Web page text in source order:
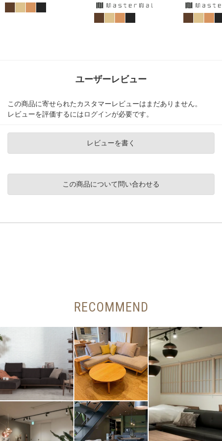
ユーザーレビュー
この商品に寄せられたカスタマーレビューはまだありません。
レビューを評価するにはログインが必要です。
レビューを書く
この商品について問い合わせる
RECOMMEND